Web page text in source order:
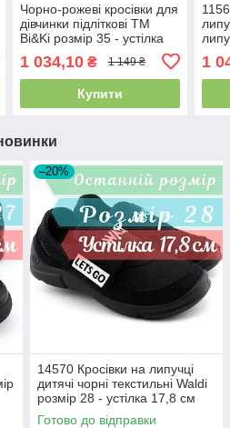
Чорно-рожеві кросівки для
дівчинки підліткові ТМ
Bi&Ki розмір 35 - устілка
1 034,10₴ 1 149 ₴
Купити
1
–20%
14570 Кросівки на липучці
дитячі чорні текстильні Waldi
розмір 28 - устілка 17,8 см
Готово до відправки